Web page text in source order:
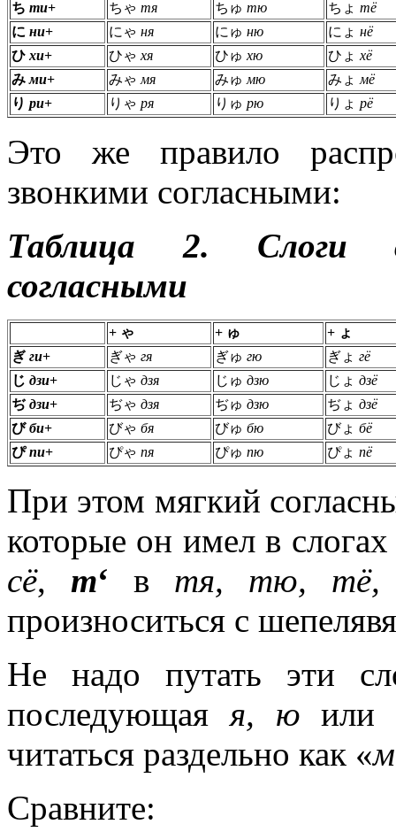
ち ти+ ちゃ тя ちゅ тю ちょ тё
に ни+ にゃ ня にゅ ню にょ нё
ひ хи+ ひゃ хя ひゅ хю ひょ хё
みми+ みゃ мя みゅ мю みょ мё
り ри+ りゃ ря りゅ рю りょ рё
Это же правило
звонкими согласными:
Таблица 2. Слоги
согласными
+ ゃ + ゅ
+ ょ
ぎ ги+ ぎゃ гя ぎゅ гю ぎょ гё
じ дзи+ じゃ дзя じゅ дзю じょ дзё
ぢ дзи+ ぢゃ дзя ぢゅ дзю ぢょ дзё
びби+ びゃ бя びゅ бю びょ бё
ぴпи+ ぴゃ пя ぴゅ пю ぴょ пё
При этом мягкий
которые он имел в
сё, т‘ в тя, тю,
произноситься с
Не надо путать эти
последующая я, ю или
читаться раздельно как «
Сравните: